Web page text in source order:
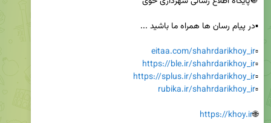
▫️
eitaa.com/shahrdarikhoy_ir
▫️
https://ble.ir/shahrdarikhoy_ir
▫️
https://splus.ir/shahrdarikhoy_ir
▫️
rubika.ir/shahrdarikhoy_ir
🌐
https://khoy.ir